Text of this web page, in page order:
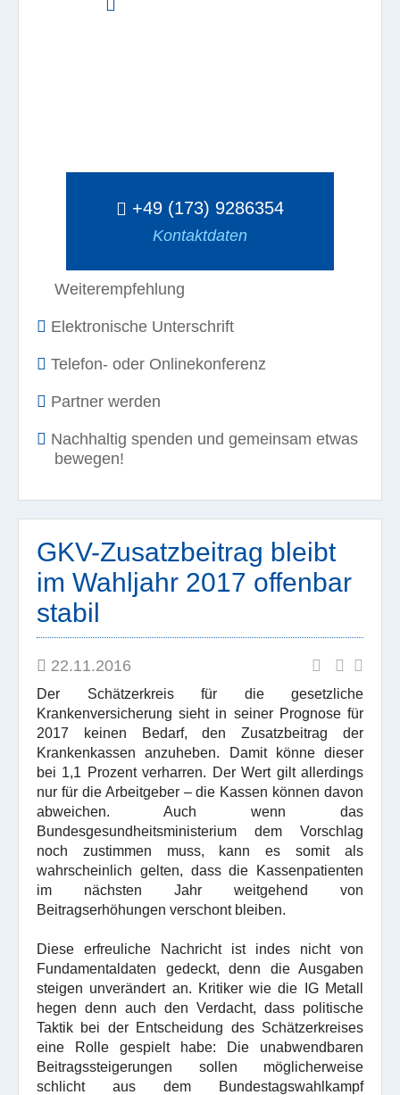
+49 (173) 9286354
Kontaktdaten
Weiterempfehlung
Elektronische Unterschrift
Telefon- oder Onlinekonferenz
Partner werden
Nachhaltig spenden und gemeinsam etwas
bewegen!
GKV-Zusatzbeitrag bleibt
im Wahljahr 2017 offenbar
stabil
22.11.2016
Der Schätzerkreis für die gesetzliche
Krankenversicherung sieht in seiner Prognose für
2017 keinen Bedarf, den Zusatzbeitrag der
Krankenkassen anzuheben. Damit könne dieser
bei 1,1 Prozent verharren. Der Wert gilt allerdings
nur für die Arbeitgeber – die Kassen können davon
abweichen. Auch wenn das
Bundesgesundheitsministerium dem Vorschlag
noch zustimmen muss, kann es somit als
wahrscheinlich gelten, dass die Kassenpatienten
im nächsten Jahr weitgehend von
Beitragserhöhungen verschont bleiben.
Diese erfreuliche Nachricht ist indes nicht von
Fundamentaldaten gedeckt, denn die Ausgaben
steigen unverändert an. Kritiker wie die IG Metall
hegen denn auch den Verdacht, dass politische
Taktik bei der Entscheidung des Schätzerkreises
eine Rolle gespielt habe: Die unabwendbaren
Beitragssteigerungen sollen möglicherweise
schlicht aus dem Bundestagswahlkampf